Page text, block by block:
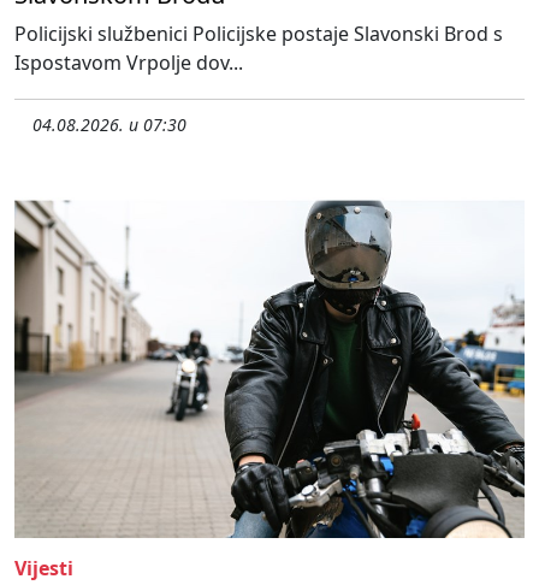
Policijski službenici Policijske postaje Slavonski Brod s
Ispostavom Vrpolje dov...
04.08.2026. u 07:30
Vijesti